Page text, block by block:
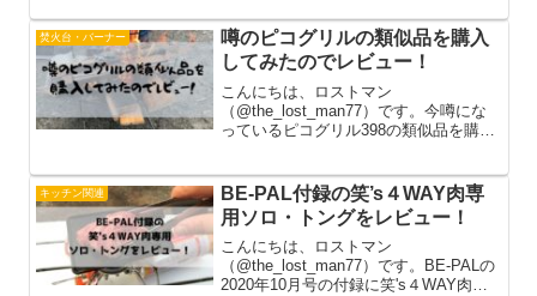
法です。今回はソーラーパネルやポー
タブル電源などの事業を手掛ける
「Bo...
焚火台・バーナー
噂のピコグリルの類似品を購入
してみたのでレビュー！
こんにちは、ロストマン
（@the_lost_man77）です。今噂にな
っているピコグリル398の類似品を購入
得ているのがスイスのSTC社からピコ
グリル398です。日本では輸...
キッチン関連
BE-PAL付録の笑’s４WAY肉専
用ソロ・トングをレビュー！
こんにちは、ロストマン
（@the_lost_man77）です。BE-PALの
2020年10月号の付録に笑's４WAY肉専